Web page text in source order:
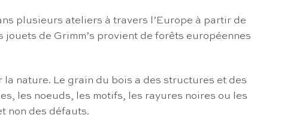
plusieurs ateliers à travers l’Europe à partir de
de Grimm’s provient de forêts européennes
nature. Le grain du bois a des structures et des
les noeuds, les motifs, les rayures noires ou les
non des défauts.